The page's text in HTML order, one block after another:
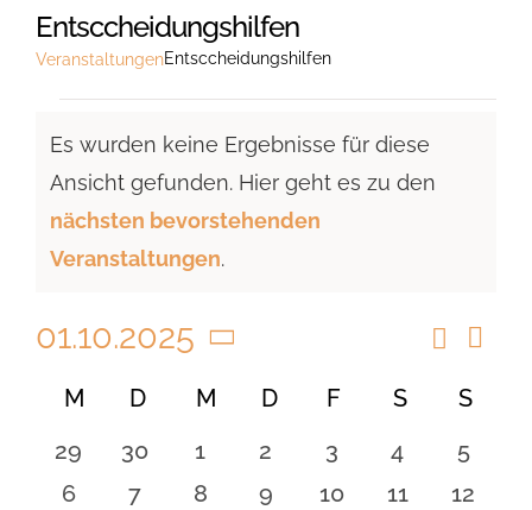
Entsccheidungshilfen
VeranstaltungenEntsccheidungshilfen
Hinweis
Es wurden keine Ergebnisse für diese
Ansicht gefunden. Hier geht es zu den
nächsten bevorstehenden
Veranstaltungen.
Suche
Suche
Monat
01.10.2025
Datum
wählen.
Kalender
von
Veranstaltungen
M MONTAG
D DIENSTAG
M MITTWOCH
D DONNERSTAG
F FREITAG
SSAMSTAG
S
0
Veranstaltungen
29
0
Veranstaltungen
30
0
Veranstaltungen
1
0
Veranstaltungen
2
0
Veranstaltungen
3
0
4
0
5
0
6
0
7
0
8
0
9
0
10
0
11
0
12